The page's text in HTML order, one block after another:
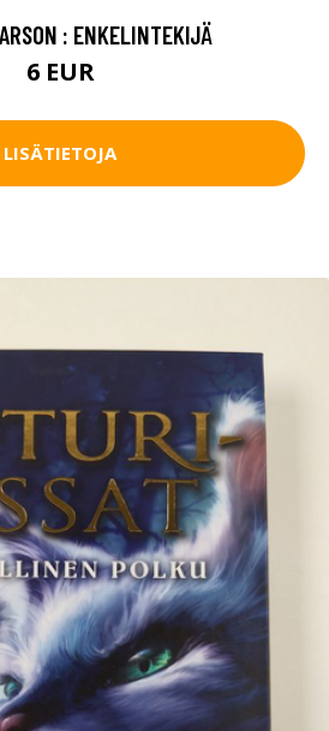
: ENKELINTEKIJÄ
6 EUR
LISÄTIETOJA